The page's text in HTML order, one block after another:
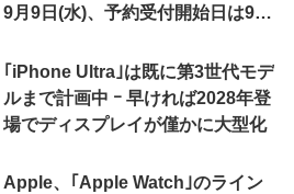
9月9日(水)、予約受付開始日は9月
｢iPhone Ultra｣は既に第3世代モデ
ルまで計画中 ｰ 早ければ2028年登
場でディスプレイが僅かに大型化
Apple、｢Apple Watch｣のライン